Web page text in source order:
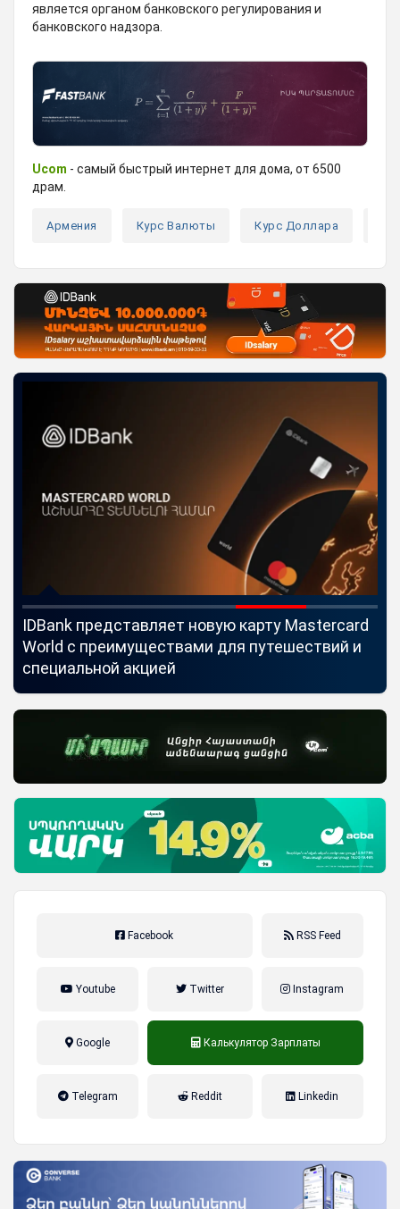
является органом банковского регулирования и
банковского надзора.
Ucom - самый быстрый интернет для дома, от 6500
драм.
Армения Курс Валюты Курс Доллара
IDBank представляет новую карту Mastercard
World с преимуществами для путешествий и
специальной акцией
Facebook RSS Feed
Youtube Twitter Instagram
Google Калькулятор Зарплаты
Telegram Reddit Linkedin